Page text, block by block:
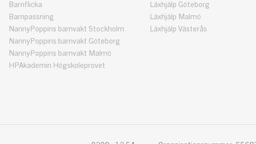
Barnflicka
Barnpassning
NannyPoppins barnvakt Stockholm
NannyPoppins barnvakt Göteborg
NannyPoppins barnvakt Malmö
HPAkademin Högskoleprovet
Läxhjälp Göteborg
Läxhjälp Malmö
Läxhjälp Västerås